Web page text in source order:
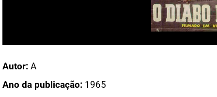
Autor: A
Ano da publicação: 1965